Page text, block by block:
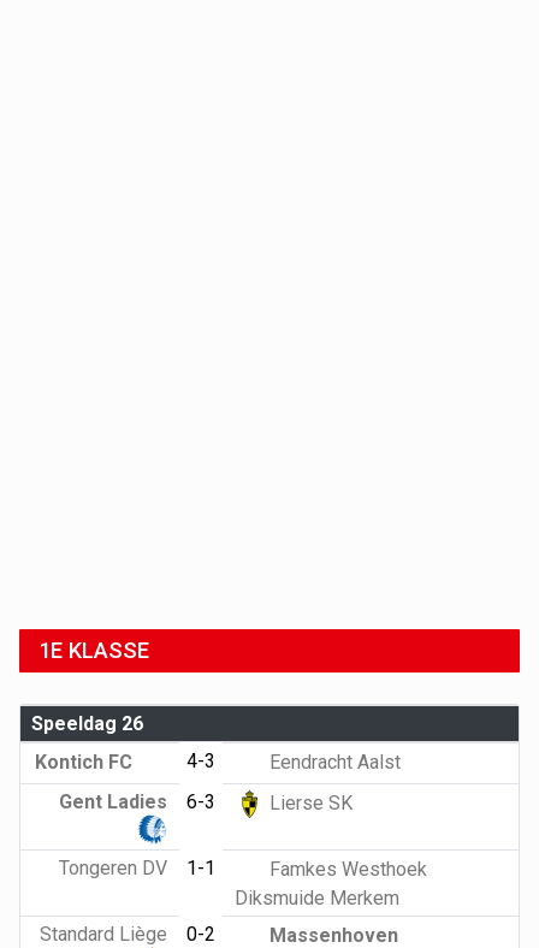
1E KLASSE
Speeldag 26
Kontich FC
4-3
Eendracht Aalst
Gent Ladies
6-3 Lierse SK
Tongeren DV 1-1
Famkes Westhoek
Diksmuide Merkem
Standard Liège
0-2 Massenhoven